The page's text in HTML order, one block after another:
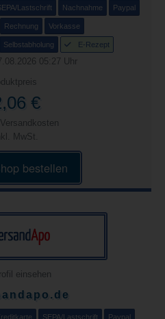
Lastschrift Nachnahme Paypal
Rechnung Vorkasse
Selbstabholung E-Rezept
05:27 Uhr
€
MwSt.
bestellen
einsehen
SEPA/Lastschrift Paypal